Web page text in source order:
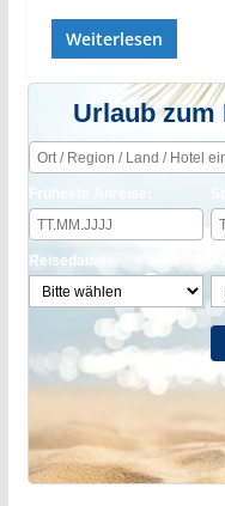
Weiterlesen
Urlaub zum
Früheste Anreise:
Reisedauer: